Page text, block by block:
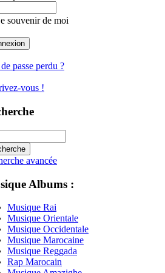
souvenir de moi
passe perdu ?
vous !
avancée
Albums :
Musique Rai
Musique Orientale
Musique Occidentale
Musique Marocaine
Musique Reggada
Rap Marocain